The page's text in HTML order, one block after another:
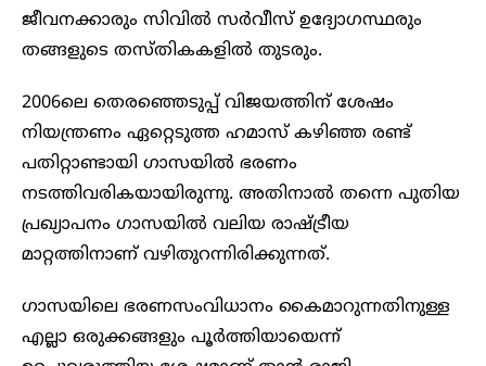
ജീവനക്കാരും സിവില്‍ സര്‍വീസ് ഉദ്യോഗസ്ഥരും
തങ്ങളുടെ തസ്തികകളില്‍ തുടരും.
2006ലെ തെരഞ്ഞെടുപ്പ് വിജയത്തിന് ശേഷം
നിയന്ത്രണം ഏറ്റെടുത്ത ഹമാസ് കഴിഞ്ഞ രണ്ട്
പതിറ്റാണ്ടായി ഗാസയില്‍ ഭരണം
നടത്തിവരികയായിരുന്നു. അതിനാല്‍ തന്നെ പുതിയ
പ്രഖ്യാപനം ഗാസയില്‍ വലിയ രാഷ്ട്രീയ
മാറ്റത്തിനാണ് വഴിതുറന്നിരിക്കുന്നത്.
ഗാസയിലെ ഭരണസംവിധാനം കൈമാറുന്നതിനുള്ള
എല്ലാ ഒരുക്കങ്ങളും പൂര്‍ത്തിയായെന്ന്